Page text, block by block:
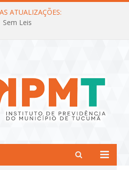
ATUALIZAÇÕES:
Sem Leis